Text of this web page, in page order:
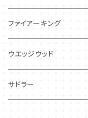
フローラル
フレグランス
シーアネモネ
アンティーク・カード
アクセサリー
スタッフォードシャードッグ
ファイアーキング
ウエッジウッド
ジャスパー
サドラー